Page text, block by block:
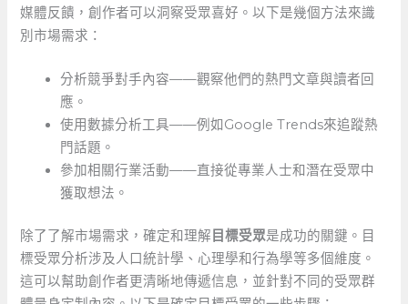
媒體反饋，創作者可以洞察受眾喜好。以下是幾個方法來識
別市場需求：
分析競爭對手內容——觀察他們的熱門文章與讀者回
應。
使用數據分析工具——例如Google‍ Trends來追蹤熱
門話題。
參加相關行業活動——直接從專業人士和潛在受眾中
獲取想法。
除了了解市場需求，確定和理解 目標受眾是成功的關鍵。目
標受眾分析涉及人口統計學、心理學和行為學等多個維度。
這可以幫助創作者更清晰地傳遞信息，並針對不同的受眾群